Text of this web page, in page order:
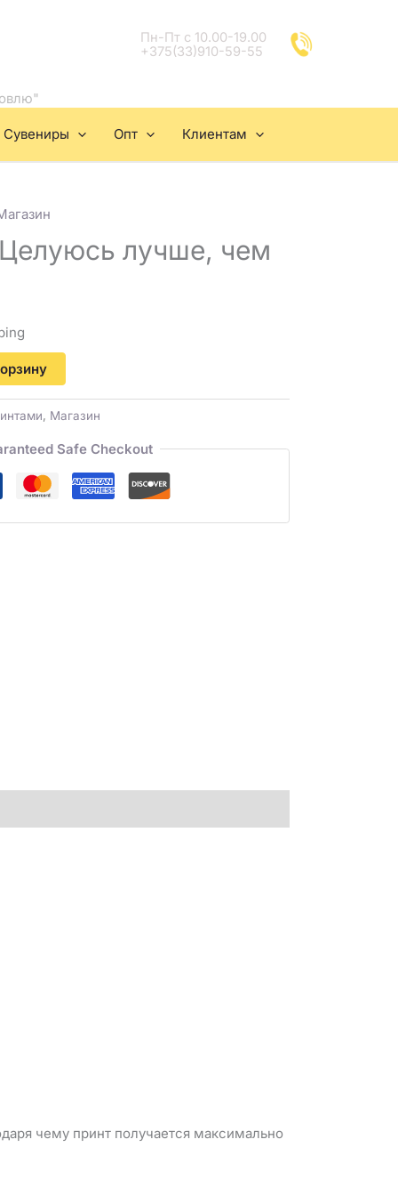
Пн-Пт с 10.00-19.00
+375(33)910-59-55
Сувениры Опт Клиентам
лучше, чем
, Магазин
Safe Checkout
чему принт получается максимально